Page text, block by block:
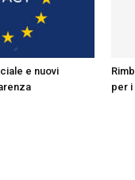
e nuovi
per i